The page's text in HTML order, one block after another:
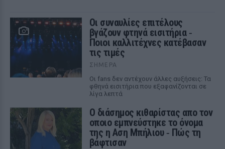
Οι συναυλίες επιτέλους
βγάζουν φτηνά εισιτήρια ‑
Ποιοι καλλιτέχνες κατέβασαν
τις τιμές
ΣΉΜΕΡΑ
Οι fans δεν αντέχουν άλλες αυξήσεις: Τα
φθηνά εισιτήρια που εξαφανίζονται σε
λίγα λεπτά
Ο διάσημος κιθαρίστας απο τον
οποιο εμπνεύστηκε το όνομα
της η Αση Μπήλιου ‑ Πώς τη
βάφτισαν